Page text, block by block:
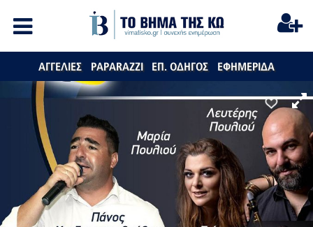
ΑΓΓΕΛΙΕΣ PAPARAZZI ΕΠ. ΟΔΗΓΟΣ ΕΦΗΜΕΡΙΔΑ